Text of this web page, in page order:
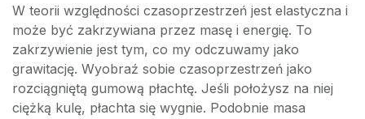
W teorii względności czasoprzestrzeń jest elastyczna i
może być zakrzywiana przez masę i energię. To
zakrzywienie jest tym, co my odczuwamy jako
grawitację. Wyobraź sobie czasoprzestrzeń jako
rozciągniętą gumową płachtę. Jeśli położysz na niej
ciężką kulę, płachta się wygnie. Podobnie masa